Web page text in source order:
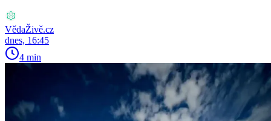
VědaŽivě.cz
dnes, 16:45
4 min